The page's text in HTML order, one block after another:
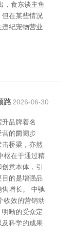
，食东谈主鱼
在某些情况
纪宠物营业
路 2026-06-30
品牌着名
营的阛阓步
桥梁，亦然
枢在于通过精
意本体，引
的是增强品
售增长。 中驰
收效的营销动
晰的受众定
科学的成果